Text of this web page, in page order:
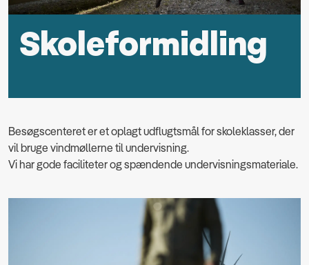
Skoleformidling
Besøgscenteret er et oplagt udflugtsmål for skoleklasser, der
vil bruge vindmøllerne til undervisning.
Vi har gode faciliteter og spændende undervisningsmateriale.